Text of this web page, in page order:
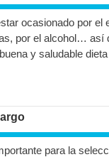
ocasionado por
por el alcohol… así
y saludable
para la